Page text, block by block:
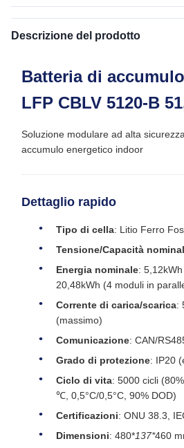
Descrizione del prodotto
Batteria di
LFP CBLV 5120-B
Soluzione modulare ad alta
accumulo energetico indoor
Dettaglio rapido
Tipo di cella: Litio Ferro
Tensione/Capacità
Energia nominale:
20,48kWh (4 moduli in
Corrente di carica/scarica:
(massimo)
Comunicazione: CAN/
Grado di protezione: IP20
Ciclo di vita: 5000 cicli
℃, 0,5°C/0,5°C, 90% DOD)
Certificazioni: ONU 38.3,
Dimensioni: 480*137*460